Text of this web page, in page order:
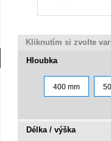
Kliknutím si zvolte
Hloubka
400 mm
Délka / výška